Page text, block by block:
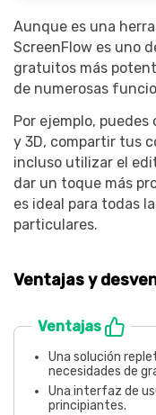
Aunque es una
ScreenFlow es uno
gratuitos más
de numerosas
Por ejemplo,
y 3D, compartir tus
incluso utilizar el
dar un toque más
es ideal para todas
particulares.
Ventajas y
Ventajas
Una solución
necesidades de
Una interfaz de
principiantes.